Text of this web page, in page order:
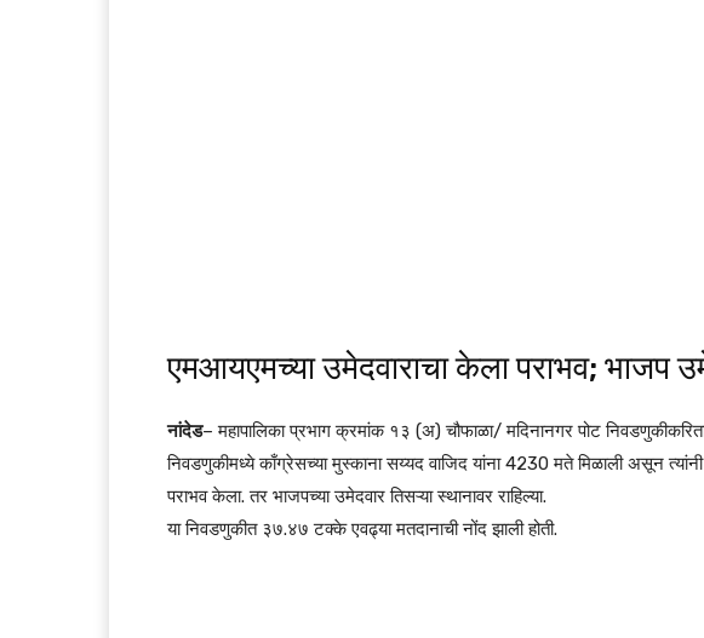
एमआयएमच्या उमेदवाराचा केला पराभव; भाजप
नांदेड– महापालिका प्रभाग क्रमांक १३ (अ) चौफाळा/ मदिनानगर पोट
निवडणुकीमध्ये काँग्रेसच्या मुस्काना सय्यद वाजिद यांना 4230 मते मिळाली असून
पराभव केला. तर भाजपच्या उमेदवार तिसऱ्या स्थानावर राहिल्या.
या निवडणुकीत ३७.४७ टक्के एवढ्या मतदानाची नोंद झाली होती.